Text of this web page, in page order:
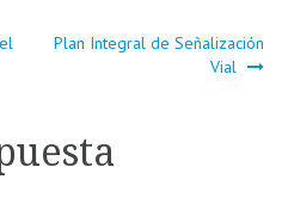
Plan Integral de Señalización
Vial